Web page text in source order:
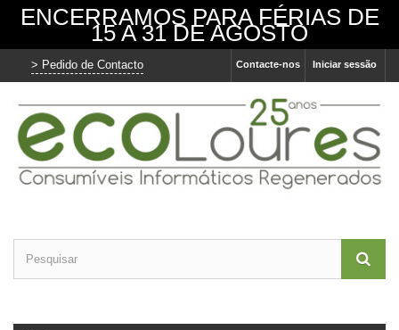
ENCERRAMOS PARA FÉRIAS DE
15 A 31 DE AGOSTO
Iniciar sessão
Contacte-nos
> Pedido de Contacto